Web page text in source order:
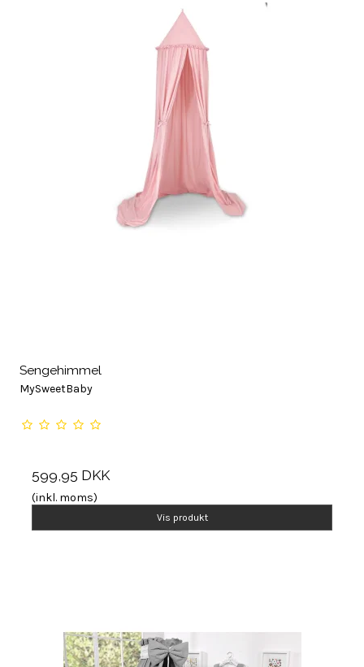
Sengehimmel
MySweetBaby
599,95 DKK
(inkl. moms)
Vis produkt